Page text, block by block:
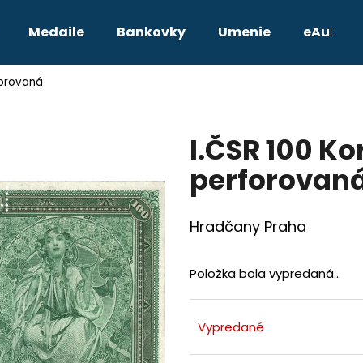
Medaile Bankovky Umenie eAukcie
I.ČSR 100
Hradčany Praha
Položka bola vypredaná…
Vypredané
Čo potrebujete nájsť?
HĽADAŤ
Odporúčame
PTOLEMAIOS VI. JOZEF II. 3